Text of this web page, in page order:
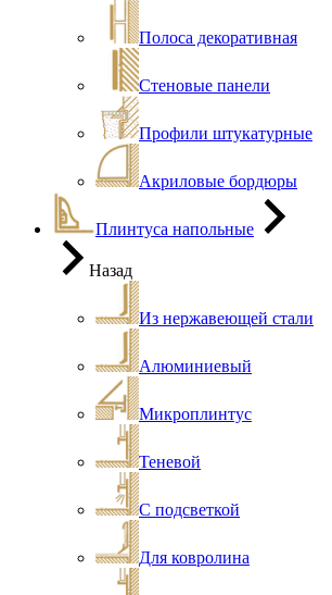
Полоса декоративная
Стеновые панели
Профили штукатурные
Акриловые бордюры
Плинтуса напольные
Назад
Из нержавеющей стали
Алюминиевый
Микроплинтус
Теневой
С подсветкой
Для ковролина